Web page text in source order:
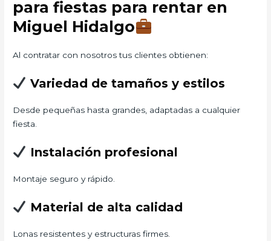
para fiestas para rentar en
Miguel Hidalgo
Al contratar con nosotros tus clientes obtienen:
Variedad de tamaños y estilos
Desde pequeñas hasta grandes, adaptadas a cualquier
fiesta.
Instalación profesional
Montaje seguro y rápido.
Material de alta calidad
Lonas resistentes y estructuras firmes.